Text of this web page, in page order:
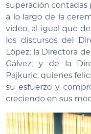
superación
a lo largo de la
video, al igual que
los discursos del
López; la Directora
Gálvez; y de la
Pajkuric; quienes
su esfuerzo y
creciendo en sus